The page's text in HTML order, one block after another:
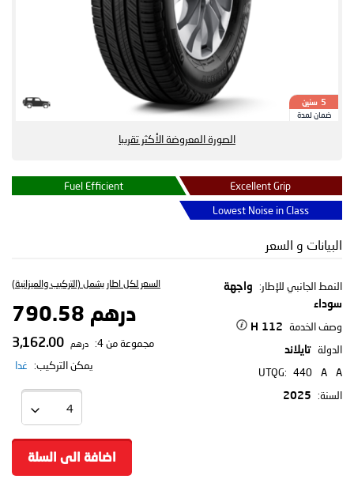
5 سنين
ضمان لمدة
الصورة المعروضة الأكثر تقريبا
Excellent Grip
Fuel Efficient
Lowest Noise in Class
البيانات و السعر
النمط الجانبي للإطار:
واجهة
سوداء
وصف الخدمة 112 H
الدولة تايلاند
UTQG: 440 A
A
السنة:
2025
السعر لكل اطار يشمل (التركيب والميزانية)
درهم 790.58
مجموعة من 4: درهم
يمكن التركيب: غدا
اضافة الى السلة